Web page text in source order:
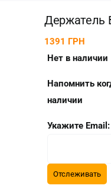
Держатель
1391 ГРН
Нет в наличии
Напомнить
наличии
Укажите Email: